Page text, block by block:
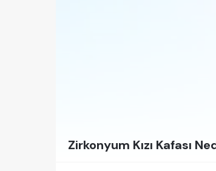
Zirkonyum Kızı Kafası